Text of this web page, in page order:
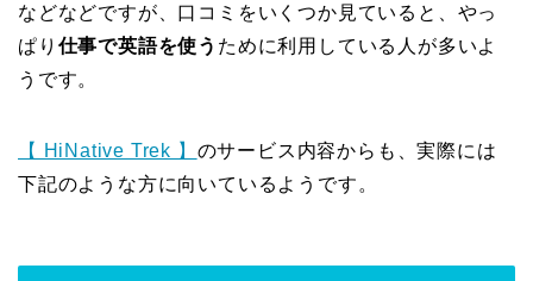
などなどですが、口コミをいくつか見ていると、やっ
ぱり 仕事で英語を使う ために利用している人が多いよ
うです。
【 HiNative Trek 】 のサービス内容からも、実際には
下記のような方に向いているようです。